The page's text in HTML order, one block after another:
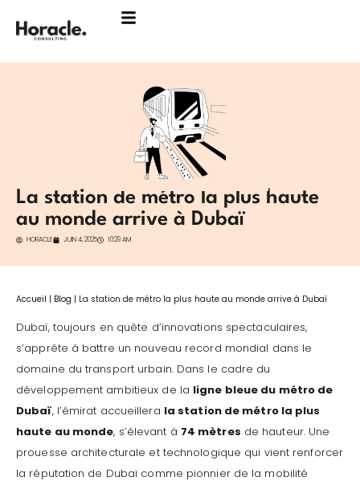
La station de métro la plus haute
au monde arrive à Dubaï
HORACLE JUIN 4, 2025 10:29 AM
Accueil | Blog | La station de métro la plus haute au monde arrive à Dubaï
Dubaï, toujours en quête d’innovations spectaculaires,
s’apprête à battre un nouveau record mondial dans le
domaine du transport urbain. Dans le cadre du
développement ambitieux de la ligne bleue du métro de
Dubaï, l’émirat accueillera la station de métro la plus
haute au monde, s’élevant à 74 mètres de hauteur. Une
prouesse architecturale et technologique qui vient renforcer
la réputation de Dubaï comme pionnier de la mobilité